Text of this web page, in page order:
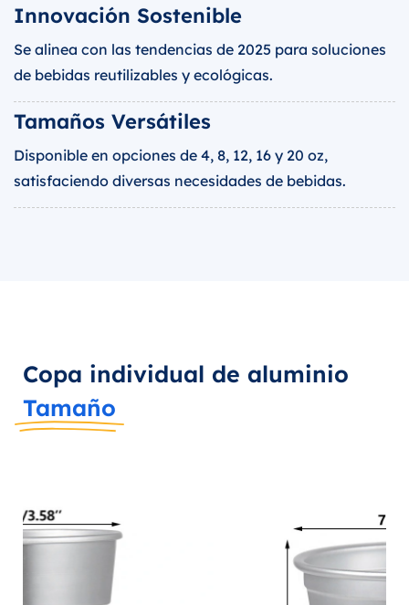
Innovación Sostenible
Se alinea con las tendencias de 2025 para soluciones
de bebidas reutilizables y ecológicas.
Tamaños Versátiles
Disponible en opciones de 4, 8, 12, 16 y 20 oz,
satisfaciendo diversas necesidades de bebidas.
Copa individual de aluminio
Tamaño